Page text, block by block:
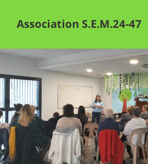
Association S.E.M.24-47